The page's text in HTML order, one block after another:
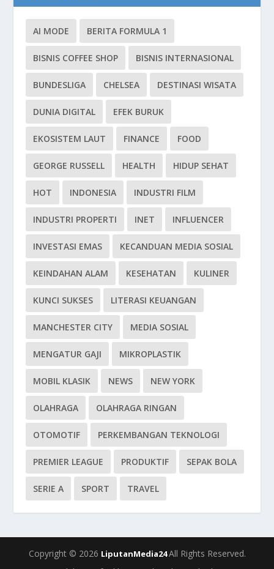
AI MODE BERITA FORMULA 1
BISNIS COFFEE SHOP BISNIS INTERNASIONAL
BUNDESLIGA CHELSEA DESTINASI WISATA
DUNIA DIGITAL EFEK BURUK
EKOSISTEM LAUT FINANCE FOOD
GEORGE RUSSELL HEALTH HIDUP SEHAT
HOT INDONESIA INDUSTRI FILM
INDUSTRI PROPERTI INET INFLUENCER
INVESTASI EMAS KECANDUAN MEDIA SOSIAL
KEINDAHAN ALAM KESEHATAN KULINER
KUNCI SUKSES LITERASI KEUANGAN
MANCHESTER CITY MEDIA SOSIAL
MENGATUR GAJI MIKROPLASTIK
MOBIL KLASIK NEWS NEW YORK
OLAHRAGA OLAHRAGA RINGAN
OTOMOTIF PERKEMBANGAN TEKNOLOGI
PREMIER LEAGUE PRODUKTIF SEPAK BOLA
SERIE A SPORT TRAVEL
Copyright © 2026 LiputanMedia24All Rights Reserved.